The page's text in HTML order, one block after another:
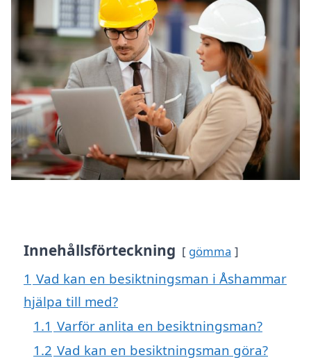
Innehållsförteckning gömma
1 Vad kan en besiktningsman i Åshammar
hjälpa till med?
1.1 Varför anlita en besiktningsman?
1.2 Vad kan en besiktningsman göra?